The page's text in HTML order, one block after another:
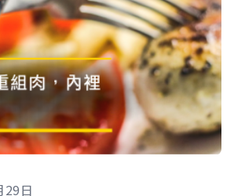
日